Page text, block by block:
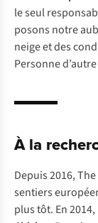
le seul
posons notre
neige et des
Personne
À la
Depuis 2016,
sentiers
plus tôt. En